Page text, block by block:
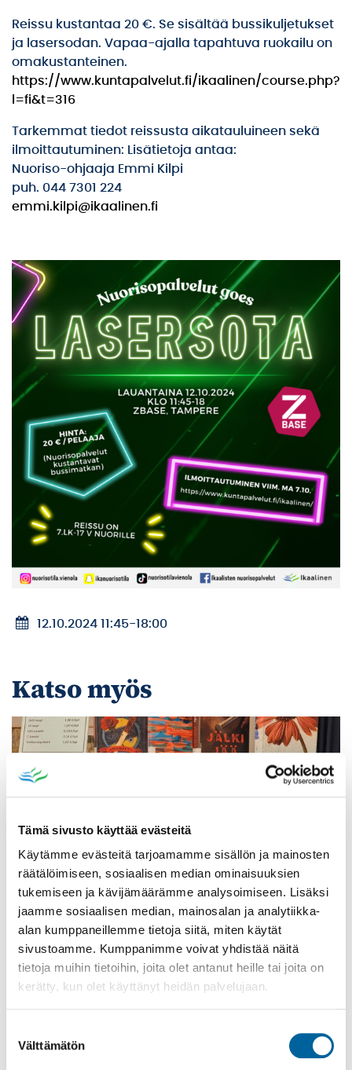
Tämä sivusto käyttää evästeitä
Käytämme evästeitä tarjoamamme sisällön ja mainosten
räätälöimiseen, sosiaalisen median ominaisuuksien
tukemiseen ja kävijämäärämme analysoimiseen. Lisäksi
jaamme sosiaalisen median, mainosalan ja analytiikka-
alan kumppaneillemme tietoja siitä, miten käytät
sivustoamme. Kumppanimme voivat yhdistää näitä
tietoja muihin tietoihin, joita olet antanut heille tai joita on
kerätty, kun olet käyttänyt heidän palvelujaan.
valinta
Välttämätön
Reissu kustantaa 20 €. Se sisältää bussikuljetukset
ja lasersodan. Vapaa-ajalla tapahtuva ruokailu on
omakustanteinen.
https://www.kuntapalvelut.fi/ikaalinen/course.php?
l=fi&t=316
Tarkemmat tiedot reissusta aikatauluineen sekä
ilmoittautuminen: Lisätietoja antaa:
Nuoriso-ohjaaja Emmi Kilpi
puh. 044 7301 224
emmi.kilpi@ikaalinen.fi
12.10.2024 11:45-18:00
Katso myös
Poistomyynti kirjaston aukioloaikana
03.06.2026-31.08.2026
Poppelikatu 10